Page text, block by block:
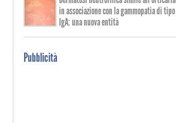
in associazione con la gammopatia di tipo
IgA: una nuova entità
Pubblicità